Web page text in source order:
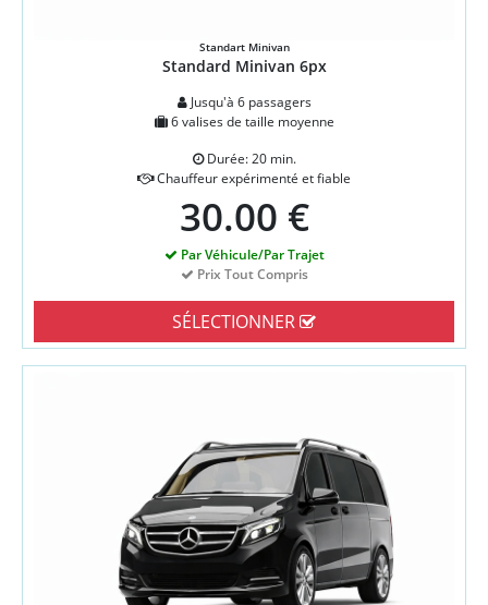
Standart Minivan
Standard Minivan 6px
Jusqu'à 6 passagers
6 valises de taille moyenne
Durée: 20 min.
Chauffeur expérimenté et fiable
30.00 €
Par Véhicule/Par Trajet
Prix Tout Compris
SÉLECTIONNER